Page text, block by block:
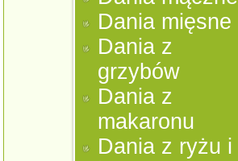
Dania mięsne
Dania z
grzybów
Dania z
makaronu
Dania z ryżu i